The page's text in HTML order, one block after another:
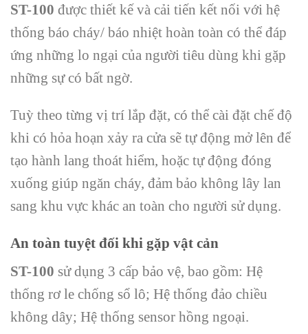
ST-100 được thiết kế và cải tiến kết nối với hệ
thống báo cháy/ báo nhiệt hoàn toàn có thể đáp
ứng những lo ngại của người tiêu dùng khi gặp
những sự có bất ngờ.
Tuỳ theo từng vị trí lắp đặt, có thể cài đặt chế độ
khi có hỏa hoạn xảy ra cửa sẽ tự động mở lên để
tạo hành lang thoát hiểm, hoặc tự động đóng
xuống giúp ngăn cháy, đảm bảo không lây lan
sang khu vực khác an toàn cho người sử dụng.
An toàn tuyệt đối khi gặp vật cản
ST-100 sử dụng 3 cấp bảo vệ, bao gồm: Hệ
thống rơ le chống sổ lô; Hệ thống đảo chiều
không dây; Hệ thống sensor hồng ngoại.